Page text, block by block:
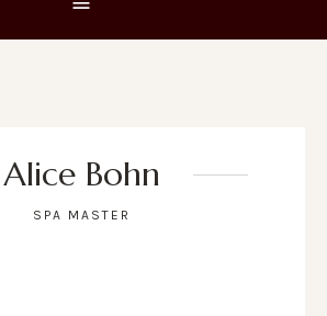
Alice Bohn
SPA MASTER